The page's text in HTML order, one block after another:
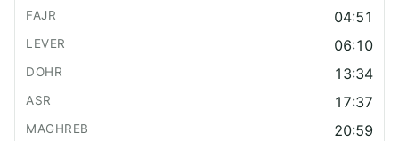
04:51
06:10
13:34
17:37
20:59